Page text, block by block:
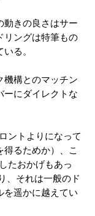
きの良さはサー
リングは特筆もの
る。
構とのマッチン
ーにダイレクトな
ントよりになって
るためか）、こ
たおかげもあっ
、それは一般のド
を遥かに越えてい